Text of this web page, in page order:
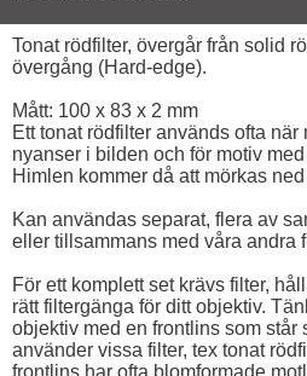
Produktbeskrivning
Tonat rödfilter, övergår från solid
övergång (Hard-edge).
Mått: 100 x 83 x 2 mm
Ett tonat rödfilter används ofta
nyanser i bilden och för motiv
Himlen kommer då att mörkas
Kan användas separat, flera av
eller tillsammans med våra andra
För ett komplett set krävs filter,
rätt filtergänga för ditt objektiv.
objektiv med en frontlins som står
använder vissa filter, tex tonat
frontlins har ofta blomformade